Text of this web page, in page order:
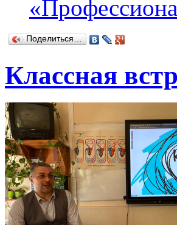
Поделиться…
Классная